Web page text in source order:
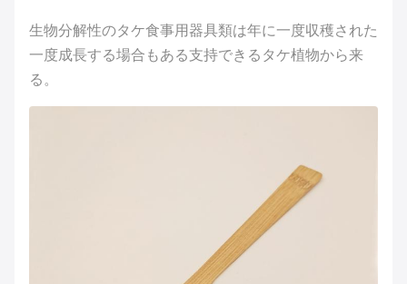
生物分解性のタケ食事用器具類は年に一度収穫された
一度成長する場合もある支持できるタケ植物から来
る。